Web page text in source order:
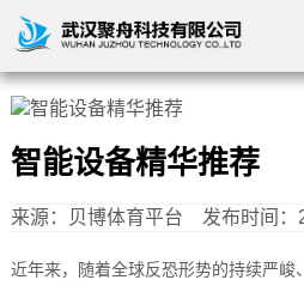
智能设备精华推荐
来源： 贝博体育平台 发布时间：
近年来，随着全球反恐形势的持续严峻